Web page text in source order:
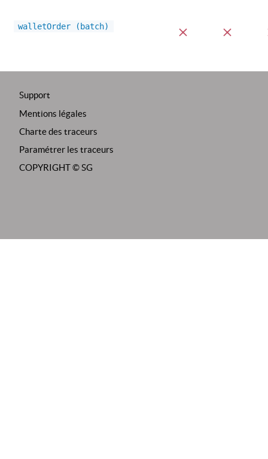
walletOrder (batch)
Support
Mentions légales
Charte des traceurs
Paramétrer les traceurs
COPYRIGHT ©SG